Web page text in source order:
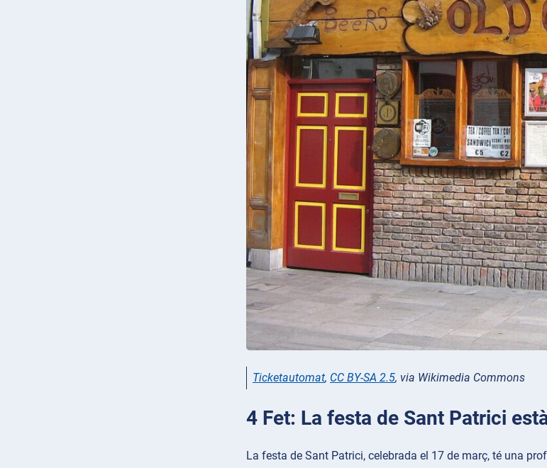
Ticketautomat, CC BY-SA 2.5, via Wikimedia Commons
4 Fet: La festa de Sant Patrici
La festa de Sant Patrici, celebrada el 17 de març, té una